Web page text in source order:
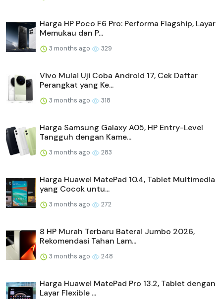
Harga HP Poco F6 Pro: Performa Flagship, Layar
Memukau dan P...
3 months ago 329
Vivo Mulai Uji Coba Android 17, Cek Daftar
Perangkat yang Ke...
3 months ago 318
Harga Samsung Galaxy A05, HP Entry-Level
Tangguh dengan Kame...
3 months ago 283
Harga Huawei MatePad 10.4, Tablet Multimedia
yang Cocok untu...
3 months ago 272
8 HP Murah Terbaru Baterai Jumbo 2026,
Rekomendasi Tahan Lam...
3 months ago 248
Harga Huawei MatePad Pro 13.2, Tablet dengan
Layar Flexible ...